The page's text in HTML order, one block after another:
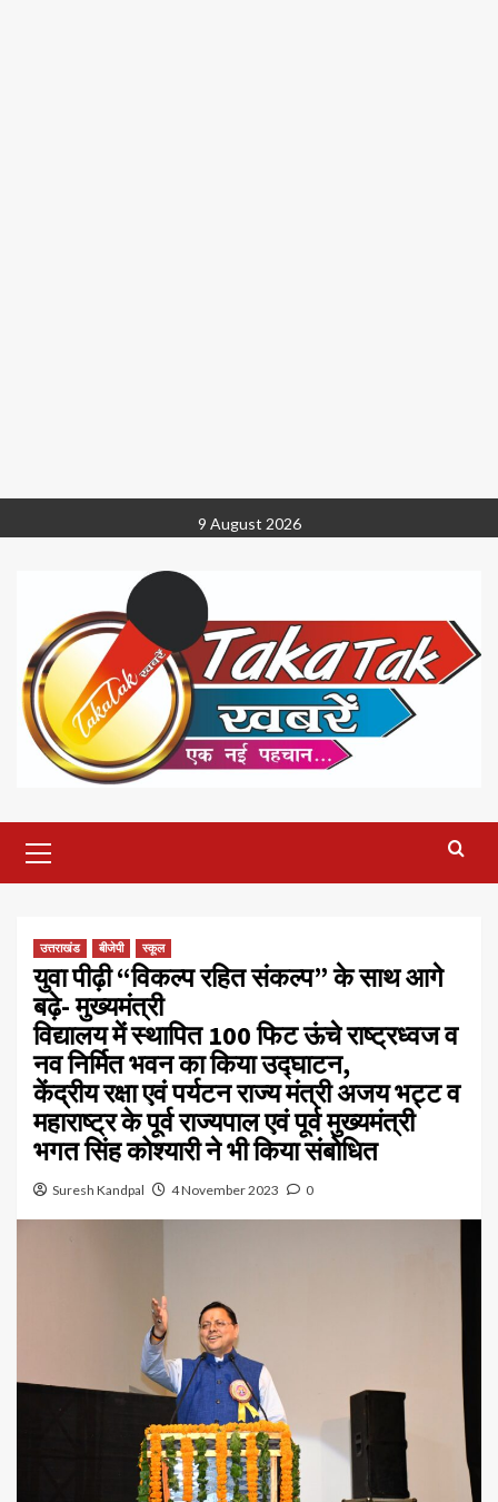
to
9 August 2026
Menu
उत्तराखंड बीजेपी स्कूल
युवा पीढ़ी “विकल्प रहित संकल्प” के साथ आगे
बढ़े- मुख्यमंत्री
विद्यालय में स्थापित 100 फिट ऊंचे राष्ट्रध्वज व
नव निर्मित भवन का किया उद्घाटन,
केंद्रीय रक्षा एवं पर्यटन राज्य मंत्री अजय भट्ट व
महाराष्ट्र के पूर्व राज्यपाल एवं पूर्व मुख्यमंत्री
भगत सिंह कोश्यारी ने भी किया संबोधित
Suresh Kandpal 4 November 2023 0